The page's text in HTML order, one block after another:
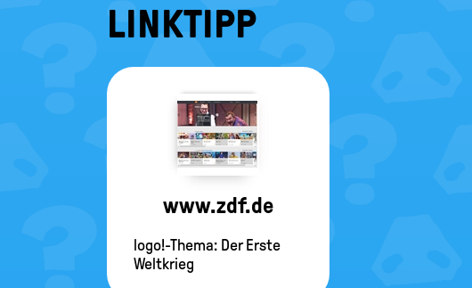
LINKTIPP
Copyright-
fehlt
www.zdf.de
logo!-Thema: Der Erste
Weltkrieg